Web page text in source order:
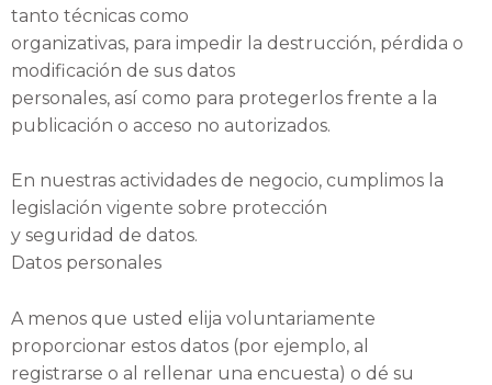
tanto técnicas como
organizativas, para impedir la destrucción, pérdida o
modificación de sus datos
personales, así como para protegerlos frente a la
publicación o acceso no autorizados.
En nuestras actividades de negocio, cumplimos la
legislación vigente sobre protección
y seguridad de datos.
Datos personales
A menos que usted elija voluntariamente
proporcionar estos datos (por ejemplo, al
registrarse o al rellenar una encuesta) o dé su